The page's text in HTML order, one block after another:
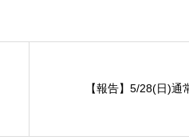
【報告】5/28(日)通